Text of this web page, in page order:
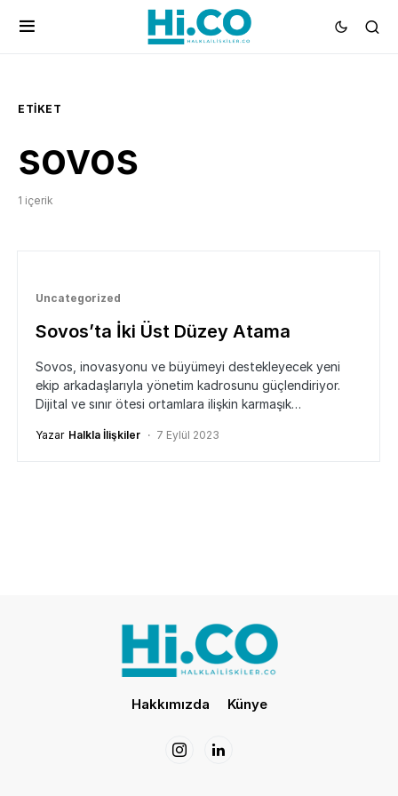
ETIKET
sovos
1 içerik
Uncategorized
Sovos’ta İki Üst Düzey Atama
Sovos, inovasyonu ve büyümeyi destekleyecek yeni
ekip arkadaşlarıyla yönetim kadrosunu güçlendiriyor.
Dijital ve sınır ötesi ortamlara ilişkin karmaşık…
Yazar Halkla İlişkiler 7 Eylül 2023
Hakkımızda Künye